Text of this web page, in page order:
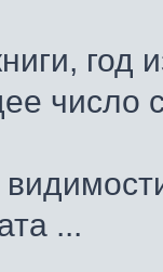
год
число
...